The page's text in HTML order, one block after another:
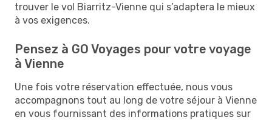
trouver le vol Biarritz-Vienne qui s’adaptera le mieux
à vos exigences.
Pensez à GO Voyages pour votre voyage
à Vienne
Une fois votre réservation effectuée, nous vous
accompagnons tout au long de votre séjour à Vienne
en vous fournissant des informations pratiques sur